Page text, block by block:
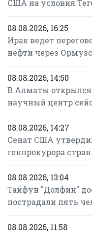
США на условия
08.08.2026, 16:25
Ирак ведет
нефти через
08.08.2026, 14:50
В Алматы открылся
научный центр
08.08.2026, 14:27
Сенат США
генпрокурора
08.08.2026, 13:04
Тайфун "Долфин"
пострадали пять
08.08.2026, 11:58